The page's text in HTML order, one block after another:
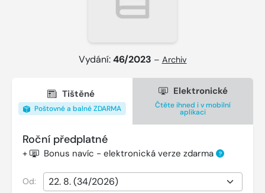
Vydání:46/2023 – Archiv
Tištěné
Poštovné a balné ZDARMA
Elektronické
Čtěte ihned i v mobilní
aplikaci
Roční předplatné
+ Bonus navíc - elektronická verze zdarma ?
Od: